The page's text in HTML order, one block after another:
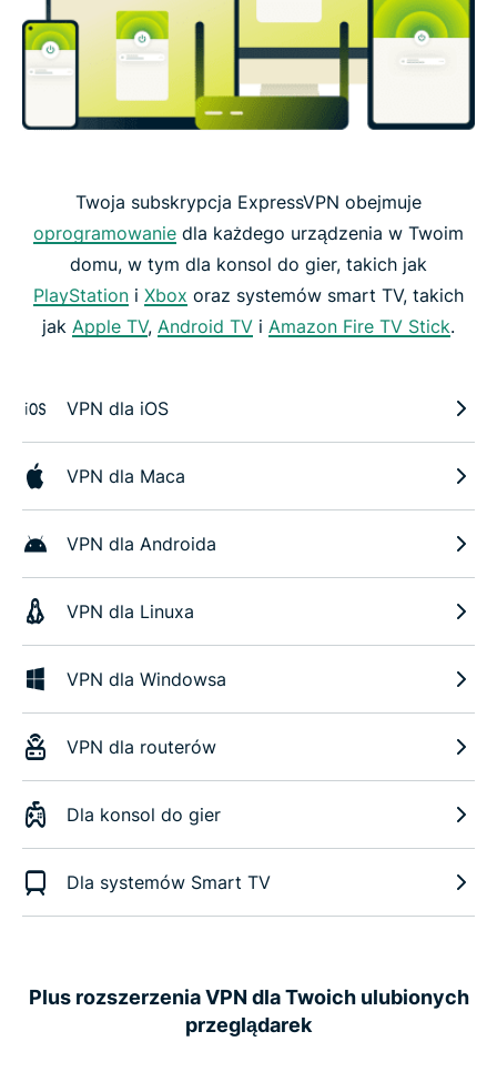
Twoja subskrypcja ExpressVPN obejmuje
oprogramowanie dla każdego urządzenia w Twoim
domu, w tym dla konsol do gier, takich jak
PlayStation i Xbox oraz systemów smart TV, takich
jak Apple TV, Android TV i Amazon Fire TV Stick.
VPN dla iOS
VPN dla Maca
VPN dla Androida
VPN dla Linuxa
VPN dla Windowsa
VPN dla routerów
Dla konsol do gier
Dla systemów Smart TV
Plus rozszerzenia VPN dla Twoich ulubionych
przeglądarek